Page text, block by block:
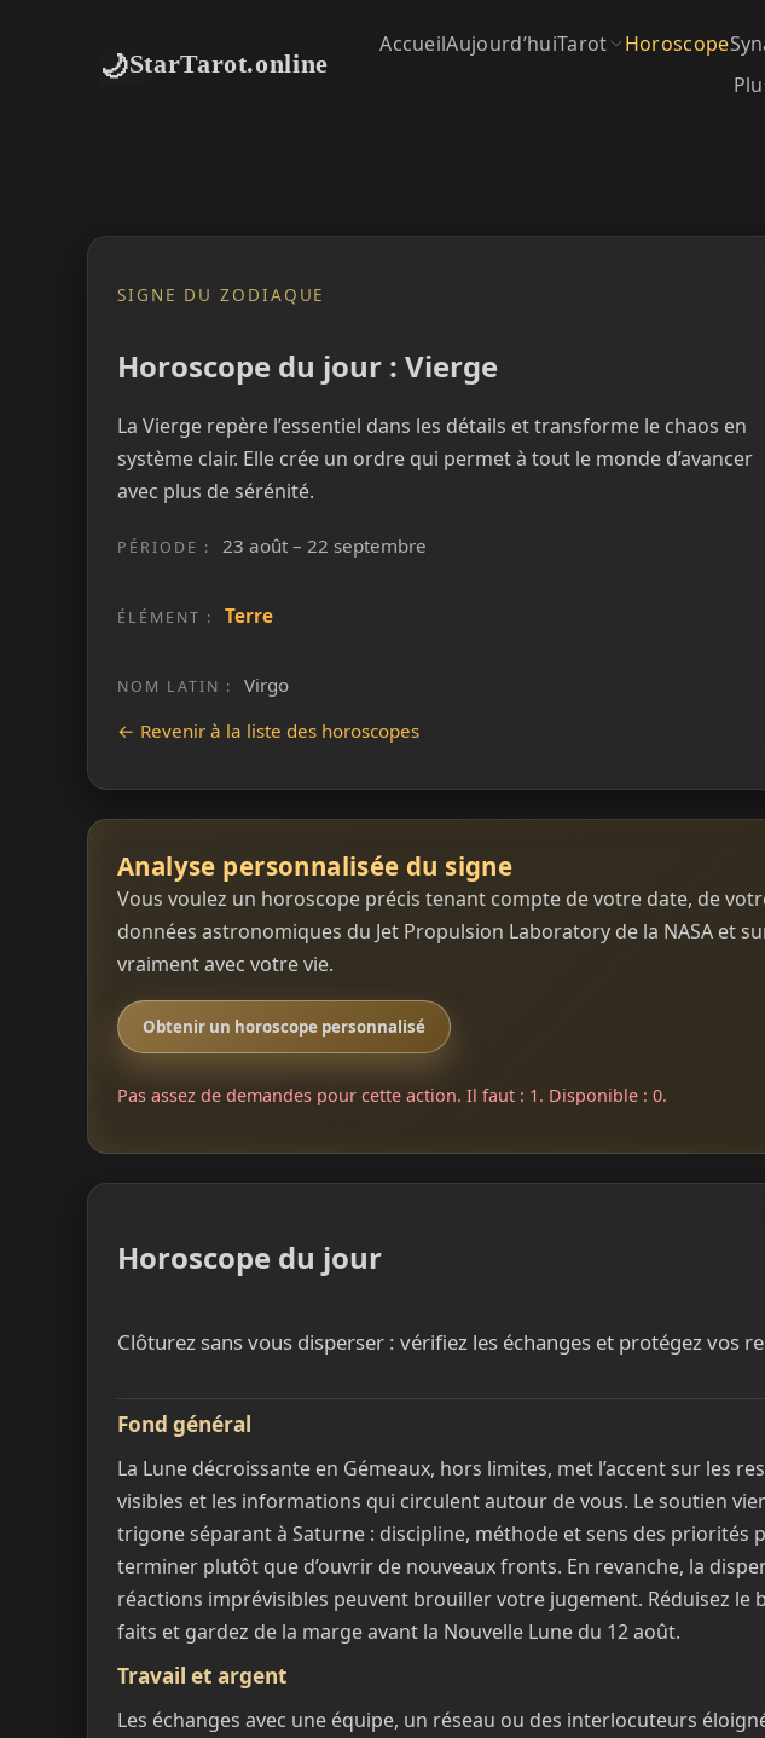
🌙StarTarot.online
AccueilAujourd’huiTarot Horoscope
SIGNE DU ZODIAQUE
Horoscope du jour : Vierge
La Vierge repère l’essentiel dans les détails et transforme le chaos en
système clair. Elle crée un ordre qui permet à tout le monde d’avancer
avec plus de sérénité.
PÉRIODE : 23 août – 22 septembre
ÉLÉMENT : Terre
NOM LATIN :
Virgo
← Revenir à la liste des horoscopes
Analyse personnalisée du signe
Vous voulez un horoscope précis tenant compte de votre date, de
données astronomiques du Jet Propulsion Laboratory de la NASA et
vraiment avec votre vie.
Obtenir un horoscope personnalisé
Pas assez de demandes pour cette action. Il faut : 1. Disponible : 0.
Horoscope du jour
Clôturez sans vous disperser : vérifiez les échanges et protégez vos
Fond général
La Lune décroissante en Gémeaux, hors limites, met l’accent sur les
visibles et les informations qui circulent autour de vous. Le soutien
trigone séparant à Saturne : discipline, méthode et sens des priorités
terminer plutôt que d’ouvrir de nouveaux fronts. En revanche, la
réactions imprévisibles peuvent brouiller votre jugement. Réduisez le
faits et gardez de la marge avant la Nouvelle Lune du 12 août.
Travail et argent
Les échanges avec une équipe, un réseau ou des interlocuteurs